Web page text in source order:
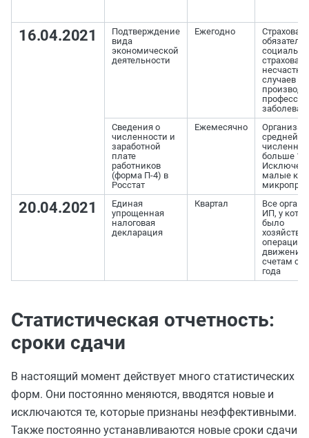
16.04.2021
Подтверждение
вида
экономической
деятельности
Ежегодно
случаев на
Сведения о
численности и
заработной
плате
работников
(форма П-4) в
Росстат
Ежемесячно
средней
больше 15
малые
20.04.2021
Единая
упрощенная
налоговая
декларация
Квартал
Все
ИП, у
было
операций
движения
счетам с
года
Статистическая отчетность:
сроки сдачи
В настоящий момент действует много статистических
форм. Они постоянно меняются, вводятся новые и
исключаются те, которые признаны неэффективными.
Также постоянно устанавливаются новые сроки сдачи